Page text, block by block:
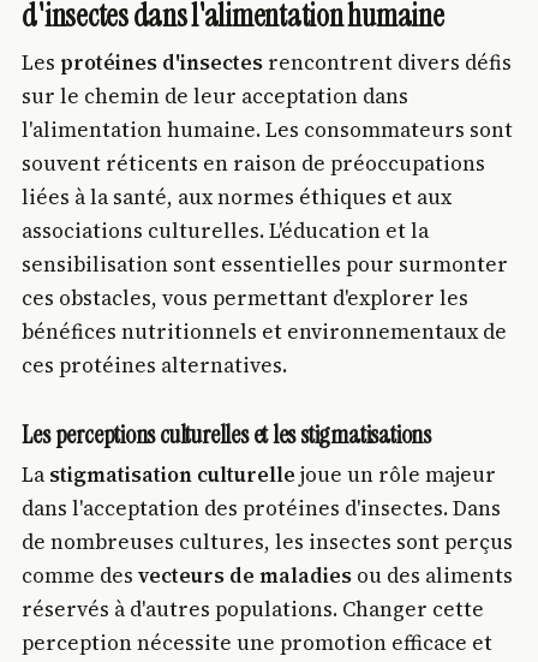
d'insectes dans l'alimentation humaine
Les protéines d'insectes rencontrent divers défis
sur le chemin de leur acceptation dans
l'alimentation humaine. Les consommateurs sont
souvent réticents en raison de préoccupations
liées à la santé, aux normes éthiques et aux
associations culturelles. L'éducation et la
sensibilisation sont essentielles pour surmonter
ces obstacles, vous permettant d'explorer les
bénéfices nutritionnels et environnementaux de
ces protéines alternatives.
Les perceptions culturelles et les stigmatisations
La stigmatisation culturelle joue un rôle majeur
dans l'acceptation des protéines d'insectes. Dans
de nombreuses cultures, les insectes sont perçus
comme desvecteurs de maladies ou des aliments
réservés à d'autres populations. Changer cette
perception nécessite une promotion efficace et